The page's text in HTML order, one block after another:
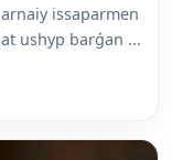
issaparmen
ushyp barǵan ...